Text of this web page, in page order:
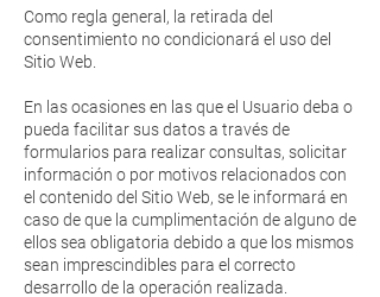
Como regla general, la retirada del
consentimiento no condicionará el uso del
Sitio Web.
En las ocasiones en las que el Usuario deba o
pueda facilitar sus datos a través de
formularios para realizar consultas, solicitar
información o por motivos relacionados con
el contenido del Sitio Web, se le informará en
caso de que la cumplimentación de alguno de
ellos sea obligatoria debido a que los mismos
sean imprescindibles para el correcto
desarrollo de la operación realizada.